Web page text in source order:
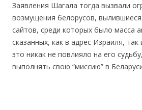
Заявления Шагала тогда вызвали
возмущения белорусов,
сайтов, среди которых было масса
сказанных, как в адрес Израиля,
это никак не повлияло на его
выполнять свою “миссию” в